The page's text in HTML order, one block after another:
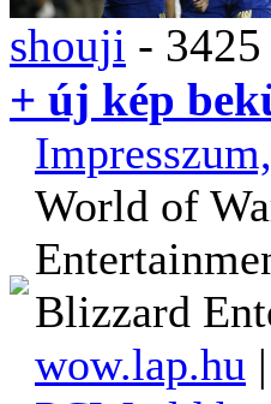
shouji - 3425
+ új kép
World of
Blizzard
wow.lap.hu |